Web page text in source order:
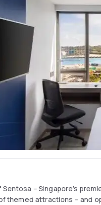
– Singapore’s
themed attractions – and